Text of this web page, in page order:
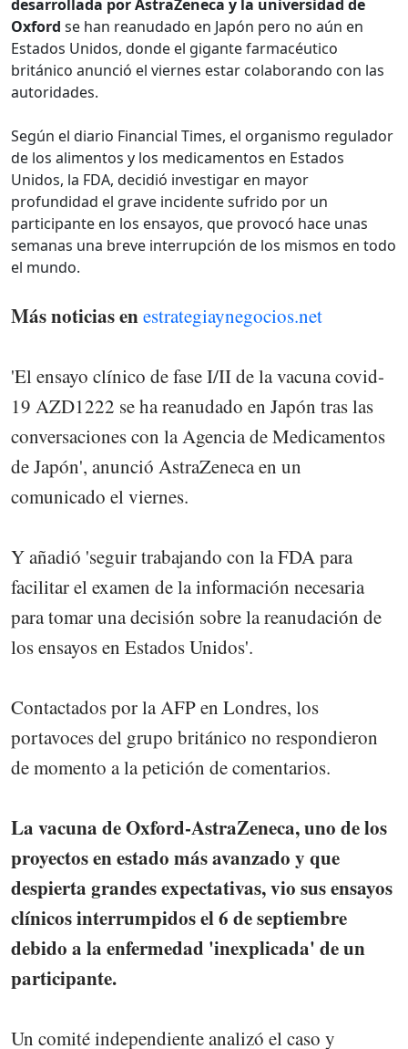
desarrollada por AstraZeneca y la universidad de
Oxford se han reanudado en Japón pero no aún en
Estados Unidos, donde el gigante farmacéutico
británico anunció el viernes estar colaborando con las
autoridades.
Según el diario Financial Times, el organismo regulador
de los alimentos y los medicamentos en Estados
Unidos, la FDA, decidió investigar en mayor
profundidad el grave incidente sufrido por un
participante en los ensayos, que provocó hace unas
semanas una breve interrupción de los mismos en todo
el mundo.
Más noticias enestrategiaynegocios.net
'El ensayo clínico de fase I/II de la vacuna covid-
19 AZD1222 se ha reanudado en Japón tras las
conversaciones con la Agencia de Medicamentos
de Japón', anunció AstraZeneca en un
comunicado el viernes.
Y añadió 'seguir trabajando con la FDA para
facilitar el examen de la información necesaria
para tomar una decisión sobre la reanudación de
los ensayos en Estados Unidos'.
Contactados por la AFP en Londres, los
portavoces del grupo británico no respondieron
de momento a la petición de comentarios.
La vacuna de Oxford-AstraZeneca, uno de los
proyectos en estado más avanzado y que
despierta grandes expectativas, vio sus ensayos
clínicos interrumpidos el 6 de septiembre
debido a la enfermedad 'inexplicada' de un
participante.
Un comité independiente analizó el caso y